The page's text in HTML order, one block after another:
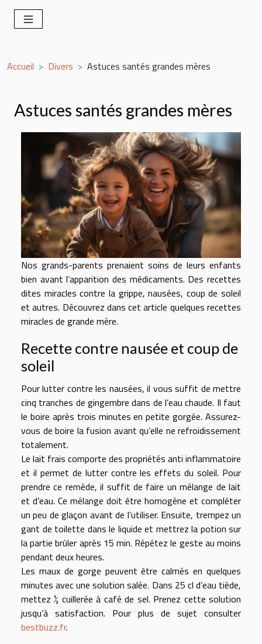
Accueil Divers Astuces santés grandes mères
Astuces santés grandes mères
Nos grands-parents prenaient soins de leurs enfants
bien avant l’apparition des médicaments. Des recettes
dites miracles contre la grippe, nausées, coup de soleil
et autres. Découvrez dans cet article quelques recettes
miracles de grande mère.
Recette contre nausée et coup de
soleil
Pour lutter contre les nausées, il vous suffit de mettre
cinq tranches de gingembre dans de l’eau chaude. Il faut
le boire après trois minutes en petite gorgée. Assurez-
vous de boire la fusion avant qu’elle ne refroidissement
totalement.
Le lait frais comporte des propriétés anti inflammatoire
et il permet de lutter contre les effets du soleil. Pour
prendre ce remède, il suffit de faire un mélange de lait
et d’eau. Ce mélange doit être homogène et compléter
un peu de glaçon avant de l’utiliser. Ensuite, trempez un
gant de toilette dans le liquide et mettrez la potion sur
la partie brûler après 15 min. Répétez le geste au moins
pendant deux heures.
Les maux de gorge peuvent être calmés en quelques
minutes avec une solution salée. Dans 25 cl d’eau tiède,
mettez ½ cuillerée à café de sel. Prenez cette solution
jusqu’à satisfaction. Pour plus de sujet consulter
bestbuzz.fr.